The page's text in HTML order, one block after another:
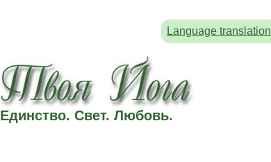
Language translation
Единство. Свет. Любовь.